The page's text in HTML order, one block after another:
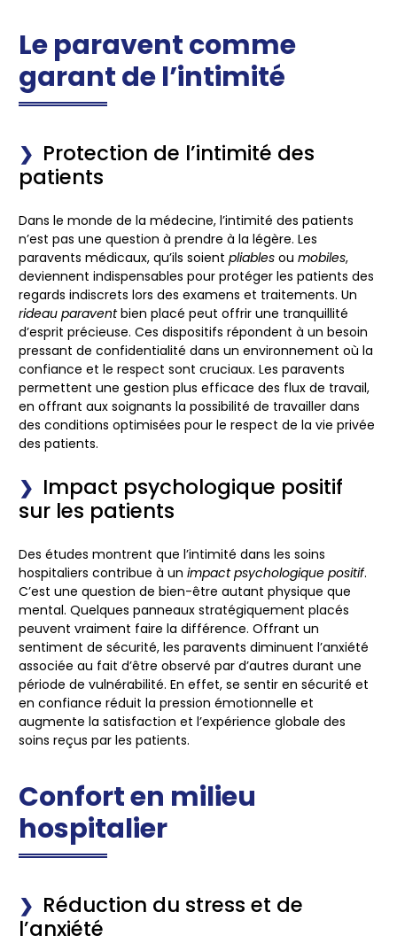
Le paravent comme
garant de l’intimité
Protection de l’intimité des
patients
Dans le monde de la médecine, l’intimité des patients
n’est pas une question à prendre à la légère. Les
paravents médicaux, qu’ils soient pliables ou mobiles,
deviennent indispensables pour protéger les patients des
regards indiscrets lors des examens et traitements. Un
rideau paraventbien placé peut offrir une tranquillité
d’esprit précieuse. Ces dispositifs répondent à un besoin
pressant de confidentialité dans un environnement où la
confiance et le respect sont cruciaux. Les paravents
permettent une gestion plus efficace des flux de travail,
en offrant aux soignants la possibilité de travailler dans
des conditions optimisées pour le respect de la vie privée
des patients.
Impact psychologique positif
sur les patients
Des études montrent que l’intimité dans les soins
hospitaliers contribue à un impact psychologique positif.
C’est une question de bien-être autant physique que
mental. Quelques panneaux stratégiquement placés
peuvent vraiment faire la différence. Offrant un
sentiment de sécurité, les paravents diminuent l’anxiété
associée au fait d’être observé par d’autres durant une
période de vulnérabilité. En effet, se sentir en sécurité et
en confiance réduit la pression émotionnelle et
augmente la satisfaction et l’expérience globale des
soins reçus par les patients.
Confort en milieu
hospitalier
Réduction du stress et de
l’anxiété